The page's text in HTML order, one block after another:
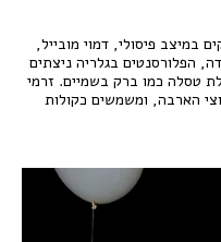
במיצב פיסולי, דמוי מובייל,
הפלורסנטים בגלריה ניצתים
טסלה כמו ברק בשמיים. זרמי
הארבה, ומשמשים כקולות